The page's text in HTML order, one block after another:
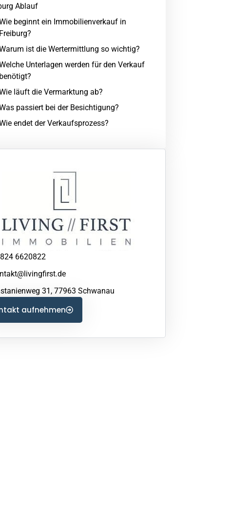
Ablauf
beginnt ein Immobilienverkauf in
Freiburg?
ist die Wertermittlung so wichtig?
Unterlagen werden für den Verkauf
benötigt?
läuft die Vermarktung ab?
passiert bei der Besichtigung?
endet der Verkaufsprozess?
6620822
31, 77963 Schwanau
aufnehmen